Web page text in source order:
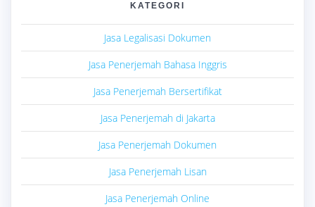
KATEGORI
Jasa Legalisasi Dokumen
Jasa Penerjemah Bahasa Inggris
Jasa Penerjemah Bersertifikat
Jasa Penerjemah di Jakarta
Jasa Penerjemah Dokumen
Jasa Penerjemah Lisan
Jasa Penerjemah Online